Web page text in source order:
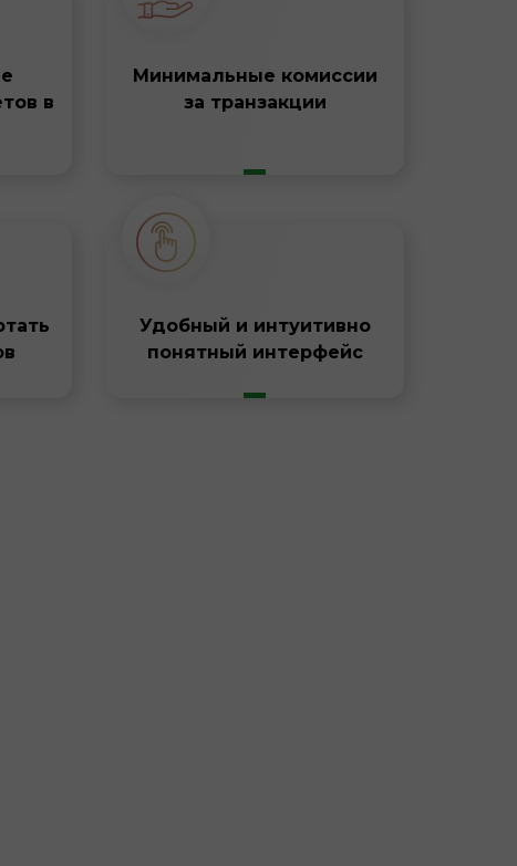
в
Минимальные комиссии
за транзакции
Удобный и интуитивно
понятный интерфейс